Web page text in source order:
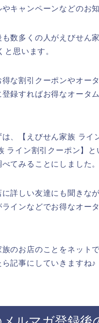
キャンペーンなどのお
数多くの人がえびせん
思います。
な割引クーポンやオー
録すればお得なオータ
、【えびせん家族 ライ
ライン割引クーポン】
てみることにしました。
詳しい友達にも聞きな
インなどでお得なオー
のお店のことをネット
記事にしていきますね♪